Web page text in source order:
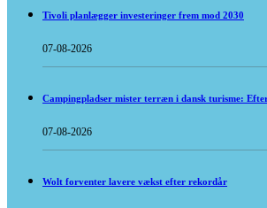
Tivoli planlægger investeringer frem mod 2030
07-08-2026
Campingpladser mister terræn i dansk turisme:
07-08-2026
Wolt forventer lavere vækst efter rekordår